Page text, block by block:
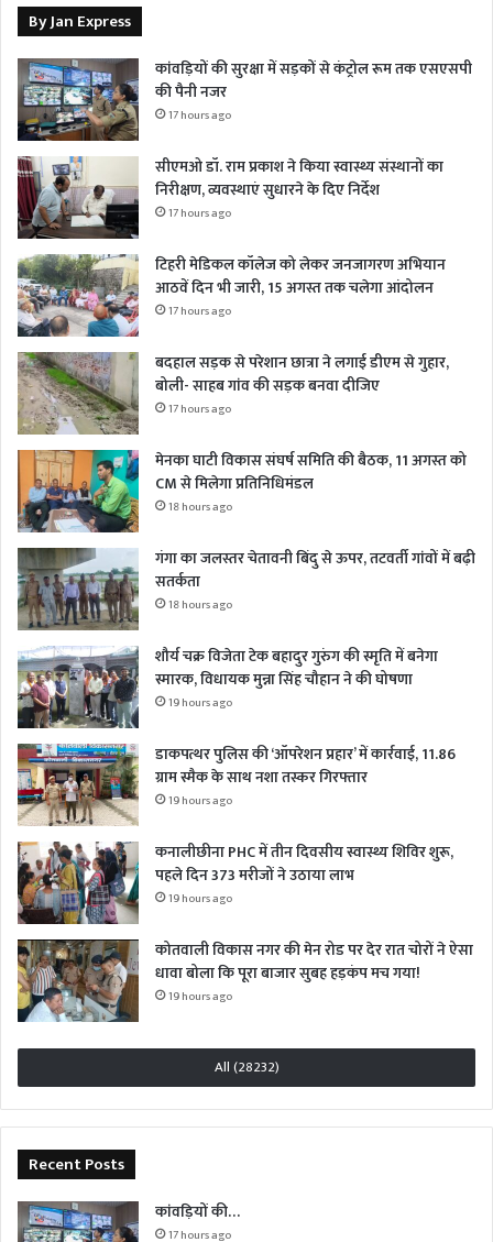
By Jan Express
कांवड़ियों की सुरक्षा में सड़कों से कंट्रोल रूम तक एसएसपी
की पैनी नजर
17 hours ago
सीएमओ डॉ. राम प्रकाश ने किया स्वास्थ्य संस्थानों का
निरीक्षण, व्यवस्थाएं सुधारने के दिए निर्देश
17 hours ago
टिहरी मेडिकल कॉलेज को लेकर जनजागरण अभियान
आठवें दिन भी जारी, 15 अगस्त तक चलेगा आंदोलन
17 hours ago
बदहाल सड़क से परेशान छात्रा ने लगाई डीएम से गुहार,
बोली- साहब गांव की सड़क बनवा दीजिए
17 hours ago
मेनका घाटी विकास संघर्ष समिति की बैठक, 11 अगस्त को
CM से मिलेगा प्रतिनिधिमंडल
18 hours ago
गंगा का जलस्तर चेतावनी बिंदु से ऊपर, तटवर्ती गांवों में बढ़ी
सतर्कता
18 hours ago
शौर्य चक्र विजेता टेक बहादुर गुरुंग की स्मृति में बनेगा
स्मारक, विधायक मुन्ना सिंह चौहान ने की घोषणा
19 hours ago
डाकपत्थर पुलिस की ‘ऑपरेशन प्रहार’ में कार्रवाई, 11.86
ग्राम स्मैक के साथ नशा तस्कर गिरफ्तार
19 hours ago
कनालीछीना PHC में तीन दिवसीय स्वास्थ्य शिविर शुरू,
पहले दिन 373 मरीजों ने उठाया लाभ
19 hours ago
कोतवाली विकास नगर की मेन रोड पर देर रात चोरों ने ऐसा
धावा बोला कि पूरा बाजार सुबह हड़कंप मच गया!
19 hours ago
All (28232)
Recent Posts
कांवड़ियों की…
17 hours ago